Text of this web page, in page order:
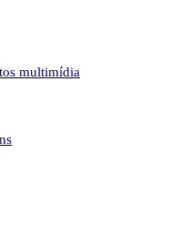
multimídia